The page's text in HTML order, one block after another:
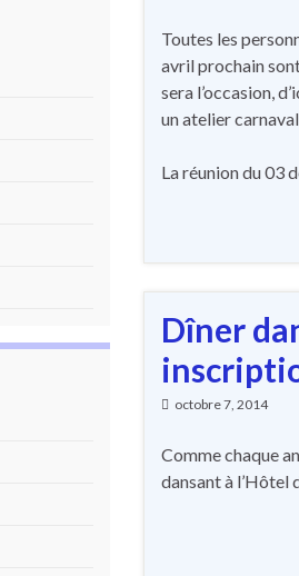
Toutes les
avril prochain
sera l’occasion,
un atelier
La réunion du 03
Dîner
octobre 7, 2014
Comme chaque
dansant à l’Hôtel